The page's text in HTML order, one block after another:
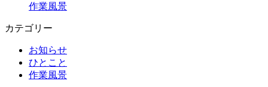
作業風景
カテゴリー
お知らせ
ひとこと
作業風景